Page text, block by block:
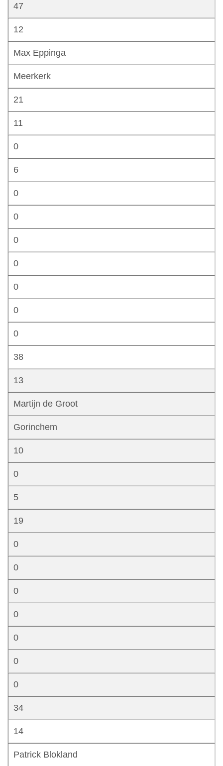
47
12
Max Eppinga
Meerkerk
21
11
0
6
0
0
0
0
0
0
0
38
13
Martijn de Groot
Gorinchem
10
0
5
19
0
0
0
0
0
0
0
34
14
Patrick Blokland